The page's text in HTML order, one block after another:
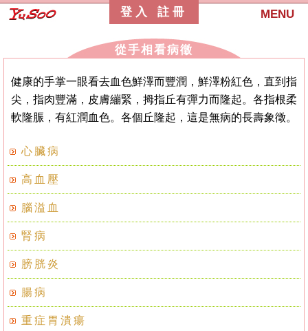
MENU
登入 註冊
從手相看病徵
健康的手掌一眼看去血色鮮澤而豐潤，鮮澤粉紅色，直到指
尖，指肉豐滿，皮膚繃緊，拇指丘有彈力而隆起。各指根柔
軟隆脤，有紅潤血色。各個丘隆起，這是無病的長壽象徵。
心臟病
高血壓
腦溢血
腎病
膀胱炎
腸病
重症胃潰瘍